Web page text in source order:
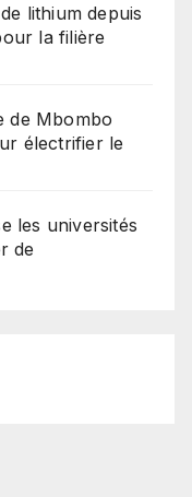
lithium depuis
la filière
de Mbombo
électrifier le
les universités
de